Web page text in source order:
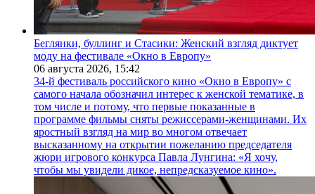
Беглянки, буллинг и Стасики: Женский взгляд диктует
моду на фестивале «Окно в Европу»
06 августа 2026, 15:42
34-й фестиваль российского кино «Окно в Европу» с
самого начала обозначил интерес к женской тематике, в
том числе и потому, что первые показанные в
программе фильмы сняты режиссерами-женщинами. Их
яростный взгляд на мир во многом отвечает
высказанному на открытии пожеланию председателя
жюри игрового конкурса Павла Лунгина: «Я хочу,
чтобы мы увидели дикое, непредсказуемое кино».